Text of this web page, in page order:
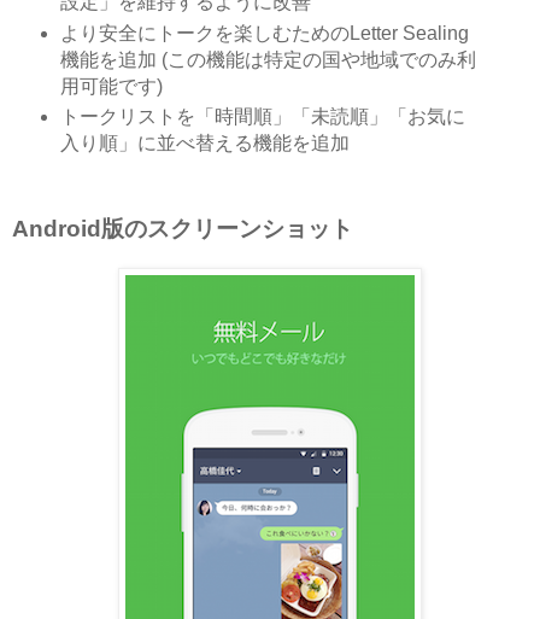
より安全にトークを楽しむためのLetter Sealing
機能を追加 (この機能は特定の国や地域でのみ利
用可能です)
トークリストを「時間順」「未読順」「お気に
入り順」に並べ替える機能を追加
Android版のスクリーンショット